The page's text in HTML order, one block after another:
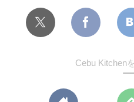
Cebu Kitchen